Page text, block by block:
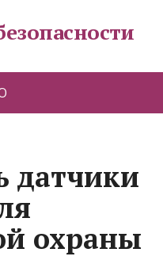
датчики
охраны